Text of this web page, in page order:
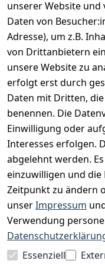
unserer Website
Daten von
Adresse), um z.B.
von Drittanbietern
unsere Website zu
erfolgt erst durch
Daten mit Dritten,
benennen. Die
Einwilligung oder
Interesses erfolgen.
abgelehnt werden.
einzuwilligen und die
Zeitpunkt zu ändern
unserImpressum
Verwendung
Essenziell
INFORMATIONEN
Widerrufsrecht
Datenschutz
Unser Unternehmen
Charity & Wohltätigkeit
BESUCHE UNS
BEQUEM BEZAHLEN MIT